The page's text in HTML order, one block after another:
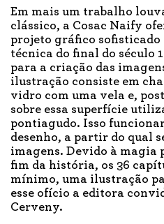
Em mais um trabalho
clássico, a Cosac Naify
projeto gráfico sofisticado
técnica do final do século
para a criação das
ilustração consiste em
vidro com uma vela e,
sobre essa superfície
pontiagudo. Isso
desenho, a partir do qual
imagens. Devido à magia
fim da história, os 36
mínimo, uma ilustração
esse ofício a editora
Cerveny.